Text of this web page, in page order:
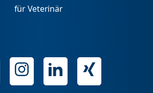
für Veterinär